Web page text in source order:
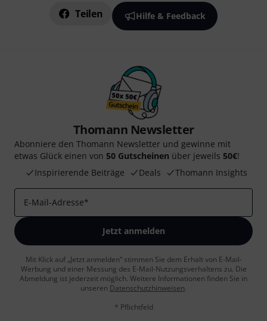
Teilen Hilfe & Feedback
Thomann Newsletter
Abonniere den Thomann Newsletter und gewinne mit
etwas Glück einen von 50 Gutscheinen über jeweils 50€!
Inspirierende Beiträge
Deals Thomann Insights
E-Mail-Adresse*
Jetzt anmelden
Mit Klick auf „Jetzt anmelden“ stimmen Sie dem Erhalt von E-Mail-
Werbung und einer Messung des E-Mail-Nutzungsverhaltens zu. Die
Abmeldung ist jederzeit möglich. Weitere Informationen finden Sie in
unseren Datenschutzhinweisen.
* Pflichtfeld